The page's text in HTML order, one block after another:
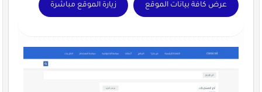
عرض كافة بيانات الموقع زيارة الموقع مباشرة